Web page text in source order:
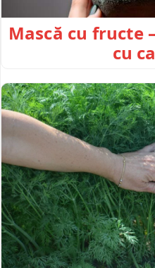
Mască cu fructe
cu